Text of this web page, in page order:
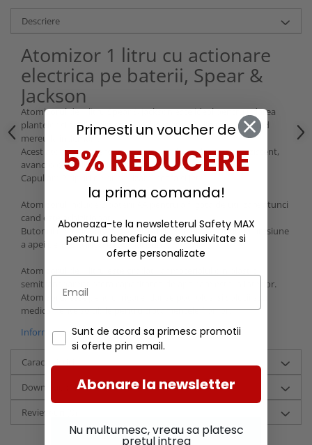
Descriere
Atomizor 1 litru cu actionare
electrica pe baterii, Spear &
Jackson
Atomizorul de 1 litru Spear & Jackson este ideal pentru udarea
plantelor si florilor din ghivece, borduri sau din gradina, fiind
mereu la indemana.
Acest atomizor este foarte usor de utilizat, dar este si rezistent,
avand o durabilitate indelungata.
Capul are 2 tipuri de pulverizare: ceata si jet.
Atomizorul include 2 baterii AA pentru a fi gata de utilizare atunci
cand este achizitionat.
Butonul de actionare al atomizorului asigura o continua presiune
a apei pentru o irigare cat mai buna.
Atomizorul de 1 litru este gradat, iar materialul din plastic
semitransparent ofera capacitatea de apa care este in interior.
Atomizorul este pentru irigare, dar se pot folosi si solutii sau
medicamente solubile pentru tratamentele florilor.
Informatii conformitate produs
Caracteristici
Download (1)
Review-uri
Primesti un voucher de
5% REDUCERE
la prima comanda!
Aboneaza-te la newsletterul Safety MAX
pentru a beneficia de exclusivitate si
oferte personalizate
Sunt de acord sa primesc promotii
si oferte prin email.
Abonare la newsletter
Nu multumesc, vreau sa platesc
pretul intreg